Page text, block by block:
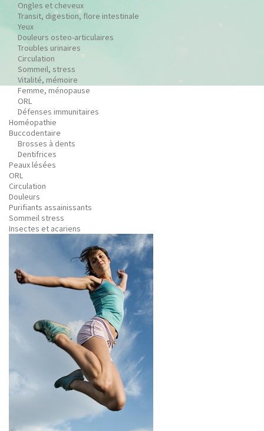
Ongles et cheveux
Transit, digestion, flore intestinale
Yeux
Douleurs osteo-articulaires
Troubles urinaires
Circulation
Sommeil, stress
Vitalité, mémoire
Femme, ménopause
ORL
Défenses immunitaires
Homéopathie
Buccodentaire
Brosses à dents
Dentifrices
Peaux lésées
ORL
Circulation
Douleurs
Purifiants assainissants
Sommeil stress
Insectes et acariens